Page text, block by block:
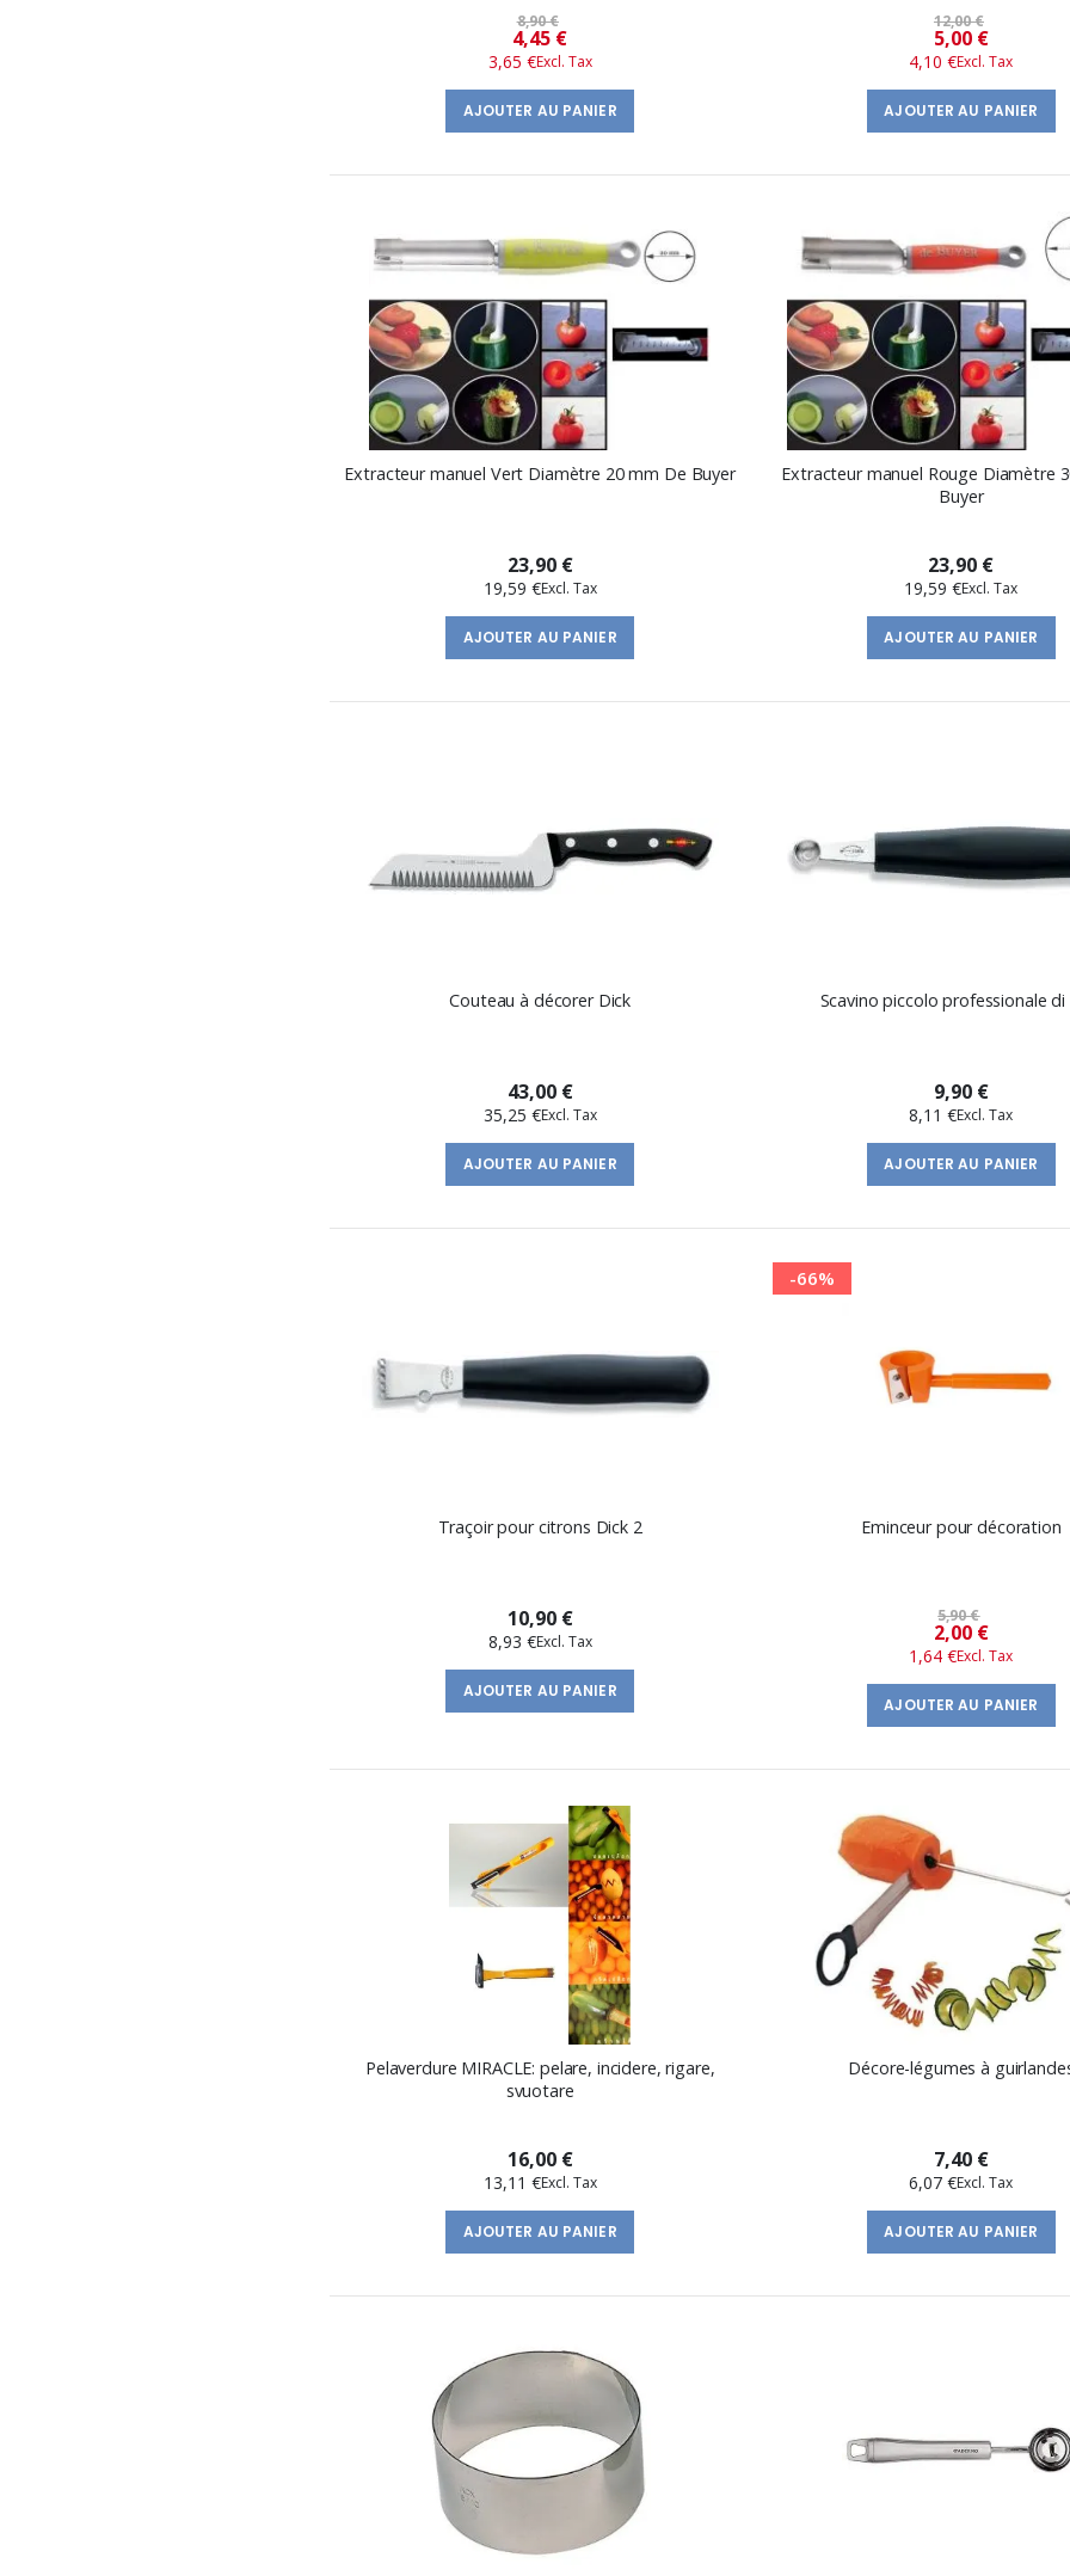
8,90 €
Prix
​​
spécial
4,45 €
3,65 €
AJOUTER AU PANIER
12,00 €
Prix
​​
spécial
5,00 €
4,10 €
AJOUTER AU PANIER
Extracteur manuel Vert Diamètre 20 mm De Buyer
23,90 €
19,59 €
AJOUTER AU PANIER
Extracteur manuel Rouge Diamètre
Buyer
23,90 €
19,59 €
AJOUTER AU PANIER
Couteau à décorer Dick
43,00 €
35,25 €
AJOUTER AU PANIER
Scavino piccolo professionale di
9,90 €
8,11 €
AJOUTER AU PANIER
Traçoir pour citrons Dick 2
10,90 €
8,93 €
AJOUTER AU PANIER
-66%
Eminceur pour décoration
5,90 €
Prix
​​
spécial
2,00 €
1,64 €
AJOUTER AU PANIER
Pelaverdure MIRACLE: pelare, incidere, rigare,
svuotare
16,00 €
13,11 €
AJOUTER AU PANIER
Décore-légumes à
7,40 €
6,07 €
AJOUTER AU PANIER